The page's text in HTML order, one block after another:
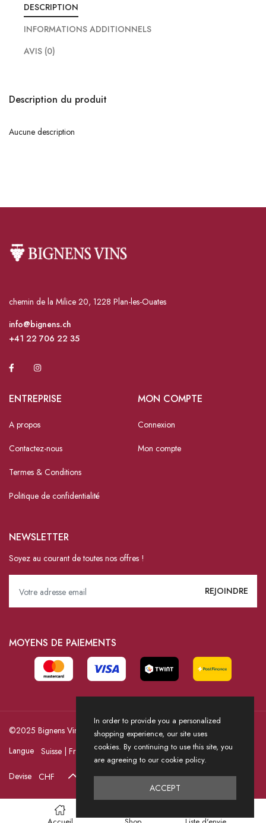
DESCRIPTION
INFORMATIONS ADDITIONNELS
AVIS (0)
Description du produit
Aucune description
chemin de la Milice 20, 1228 Plan-les-Ouates
info@bignens.ch
+41 22 706 22 35
ENTREPRISE
A propos
Contactez-nous
Termes & Conditions
Politique de confidentialité
MON COMPTE
Connexion
Mon compte
NEWSLETTER
Soyez au courant de toutes nos offres !
MOYENS DE PAIEMENTS
©2025 Bignens Vins / Powered by HICASS
Langue
Devise
In order to provide you a personalized
shopping experience, our site uses
cookies. By continuing to use this site, you
are agreeing to our cookie policy.
ACCEPT